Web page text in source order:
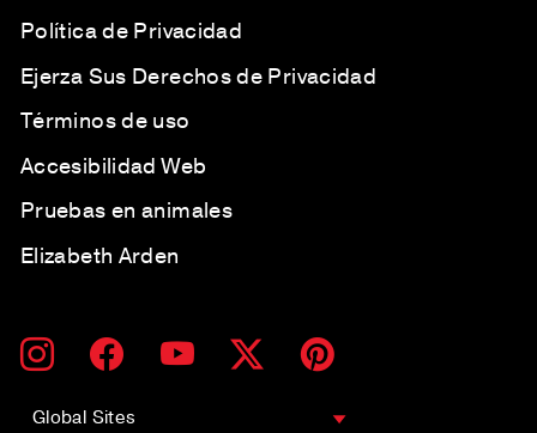
Política de Privacidad
Ejerza Sus Derechos de Privacidad
Términos de uso
Accesibilidad Web
Pruebas en animales
Elizabeth Arden
SUSCRÍBETE
A
DE
SUSCRIBIR
InstagramFacebookYouTube TwitterPinterest
Global Sites